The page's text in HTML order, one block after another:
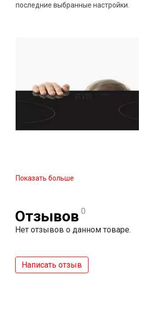
последние выбранные настройки.
Показать больше
Отзывов 0
Нет отзывов о данном товаре.
Написать отзыв